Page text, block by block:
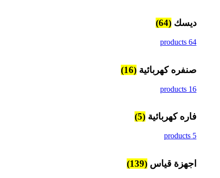
ديسك (64)
64 products
صنفره كهربائية (16)
16 products
فاره كهربائية (5)
5 products
اجهزة قياس (139)